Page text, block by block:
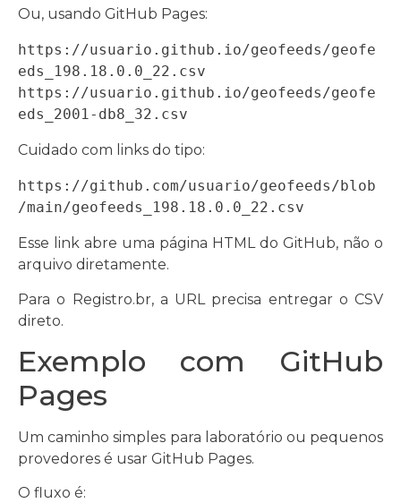
Ou, usando GitHub Pages:
https://usuario.github.io/geofeeds/geofe
eds_198.18.0.0_22.csv
https://usuario.github.io/geofeeds/geofe
eds_2001-db8_32.csv
Cuidado com links do tipo:
https://github.com/usuario/geofeeds/blob
/main/geofeeds_198.18.0.0_22.csv
Esse link abre uma página HTML do GitHub, não o
arquivo diretamente.
Para o Registro.br, a URL precisa entregar o CSV
direto.
Exemplo com GitHub
Pages
Um caminho simples para laboratório ou pequenos
provedores é usar GitHub Pages.
O fluxo é: